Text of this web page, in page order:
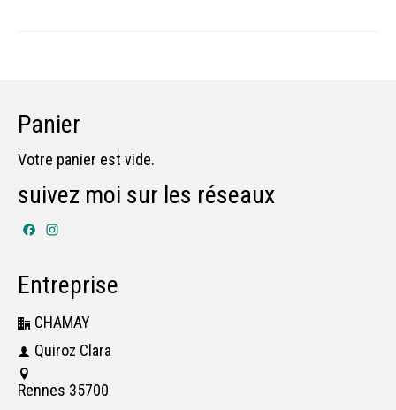
Panier
Votre panier est vide.
suivez moi sur les réseaux
Facebook
Entreprise
CHAMAY
Quiroz Clara
Rennes 35700